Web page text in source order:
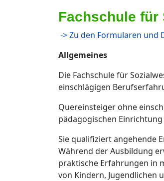
Fachschule für
-> Zu den Formularen und
Allgemeines
Die Fachschule für
einschlägigen
Quereinsteiger ohne
pädagogischen
Sie qualifiziert angehende
Während der Ausbildung
praktische Erfahrungen in
von Kindern, Jugendlichen